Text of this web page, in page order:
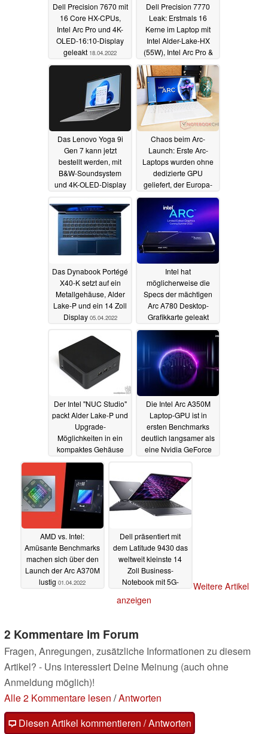
Dell Precision 7670 mit
16 Core HX-CPUs,
Intel Arc Pro und 4K-
OLED-16:10-Display
geleakt 18.04.2022
Dell Precision 7770
Leak: Erstmals 16
Kerne im Laptop mit
Intel Alder-Lake-HX
(55W), Intel Arc Pro &
4K-1000-nits-Display
16.04.2022
Das Lenovo Yoga 9i
Gen 7 kann jetzt
bestellt werden, mit
B&W-Soundsystem
und 4K-OLED-Display
Chaos beim Arc-
Launch: Erste Arc-
Laptops wurden ohne
dedizierte GPU
geliefert, der Europa-
Launch verzögert sich
08.04.2022
Das Dynabook Portégé
X40-K setzt auf ein
Metallgehäuse, Alder
Lake-P und ein 14 Zoll
Display 05.04.2022
Intel hat
möglicherweise die
Specs der mächtigen
Arc A780 Desktop-
Grafikkarte geleakt
04.04.2022
Der Intel "NUC Studio"
packt Alder Lake-P und
Upgrade-
Möglichkeiten in ein
kompaktes Gehäuse
04.04.2022
Die Intel Arc A350M
Laptop-GPU ist in
ersten Benchmarks
deutlich langsamer als
eine Nvidia GeForce
01.04.2022
AMD vs. Intel:
Amüsante Benchmarks
machen sich über den
Launch der Arc A370M
lustig 01.04.2022
Dell präsentiert mit
dem Latitude 9430 das
weltweit kleinste 14
Zoll Business-
Notebook mit 5G-
Weitere Artikel
anzeigen
2 Kommentare im Forum
Fragen, Anregungen, zusätzliche Informationen zu diesem
Artikel? - Uns interessiert Deine Meinung (auch ohne
Anmeldung möglich)!
Alle 2 Kommentare lesen /Antworten
Diesen Artikel kommentieren / Antworten